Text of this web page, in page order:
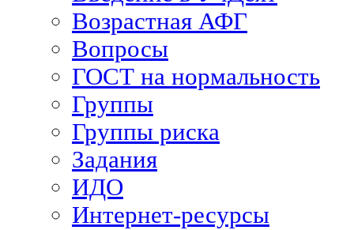
Возрастная АФГ
Вопросы
ГОСТ на нормальность
Группы
Группы риска
Задания
ИДО
Интернет-ресурсы